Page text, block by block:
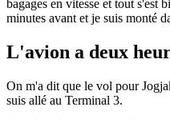
bagages en vitesse et tout s'est
minutes avant et je suis monté
L'avion a deux
On m'a dit que le vol pour
suis allé au Terminal 3.